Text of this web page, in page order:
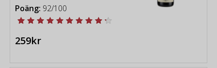
Poäng: 92/100
259kr